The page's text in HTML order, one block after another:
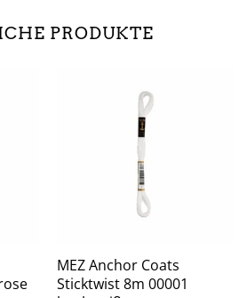
PRODUKTE
MEZ Anchor Coats
Sticktwist 8m 00001